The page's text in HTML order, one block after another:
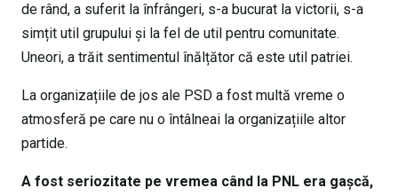
de rând, a suferit la înfrângeri, s-a bucurat la victorii, s-a
simțit util grupului și la fel de util pentru comunitate.
Uneori, a trăit sentimentul înălțător că este util patriei.
La organizațiile de jos ale PSD a fost multă vreme o
atmosferă pe care nu o întâlneai la organizațiile altor
partide.
A fost seriozitate pe vremea când la PNL era gașcă,